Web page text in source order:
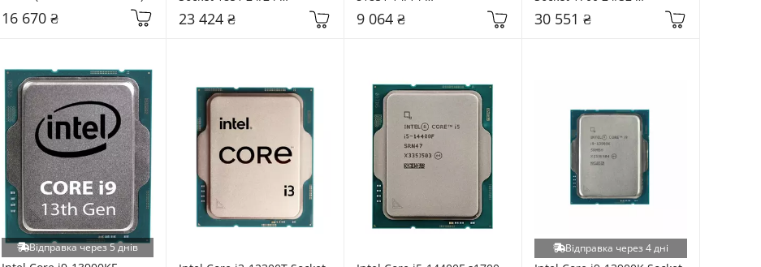
16 670 ₴ 23 424 ₴ 9 064 ₴ 30 551 ₴
Відправка через 5 днів Відправка через 4 дні